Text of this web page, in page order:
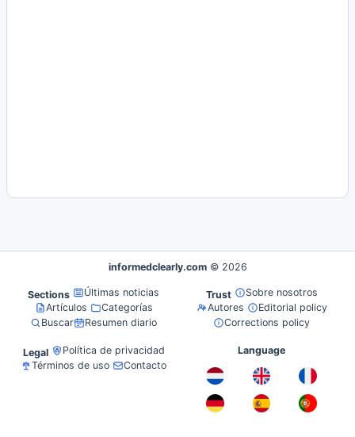
informedclearly.com © 2026
Sections
Últimas noticias
Artículos
Categorías
Buscar
Resumen diario
Trust
Sobre nosotros
Autores
Editorial policy
Corrections policy
Legal
Política de privacidad
Términos de uso
Contacto
Language